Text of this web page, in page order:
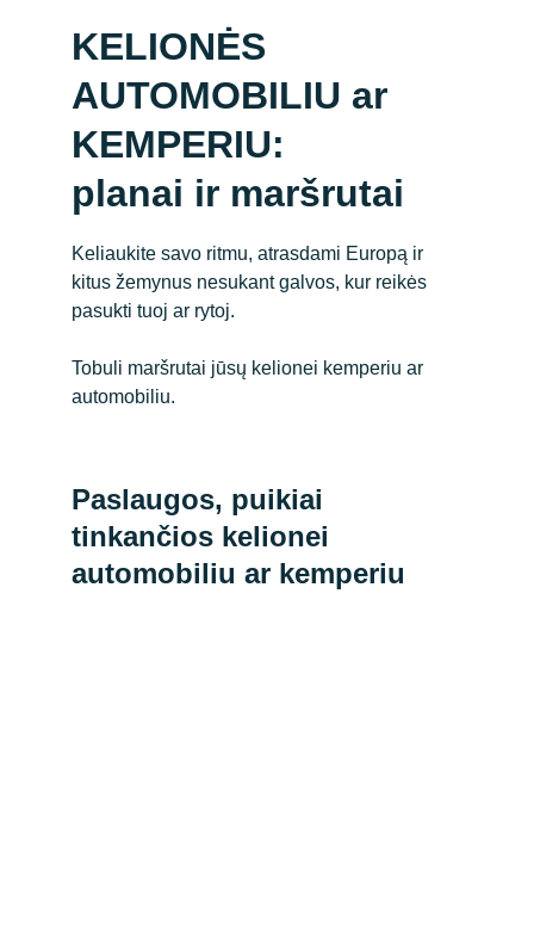
KELIONĖS
AUTOMOBILIU ar
KEMPERIU:
planai ir maršrutai
Keliaukite savo ritmu, atrasdami Europą ir
kitus žemynus nesukant galvos, kur reikės
pasukti tuoj ar rytoj.
Tobuli maršrutai jūsų kelionei kemperiu ar
automobiliu.
Paslaugos, puikiai
tinkančios kelionei
automobiliu ar kemperiu